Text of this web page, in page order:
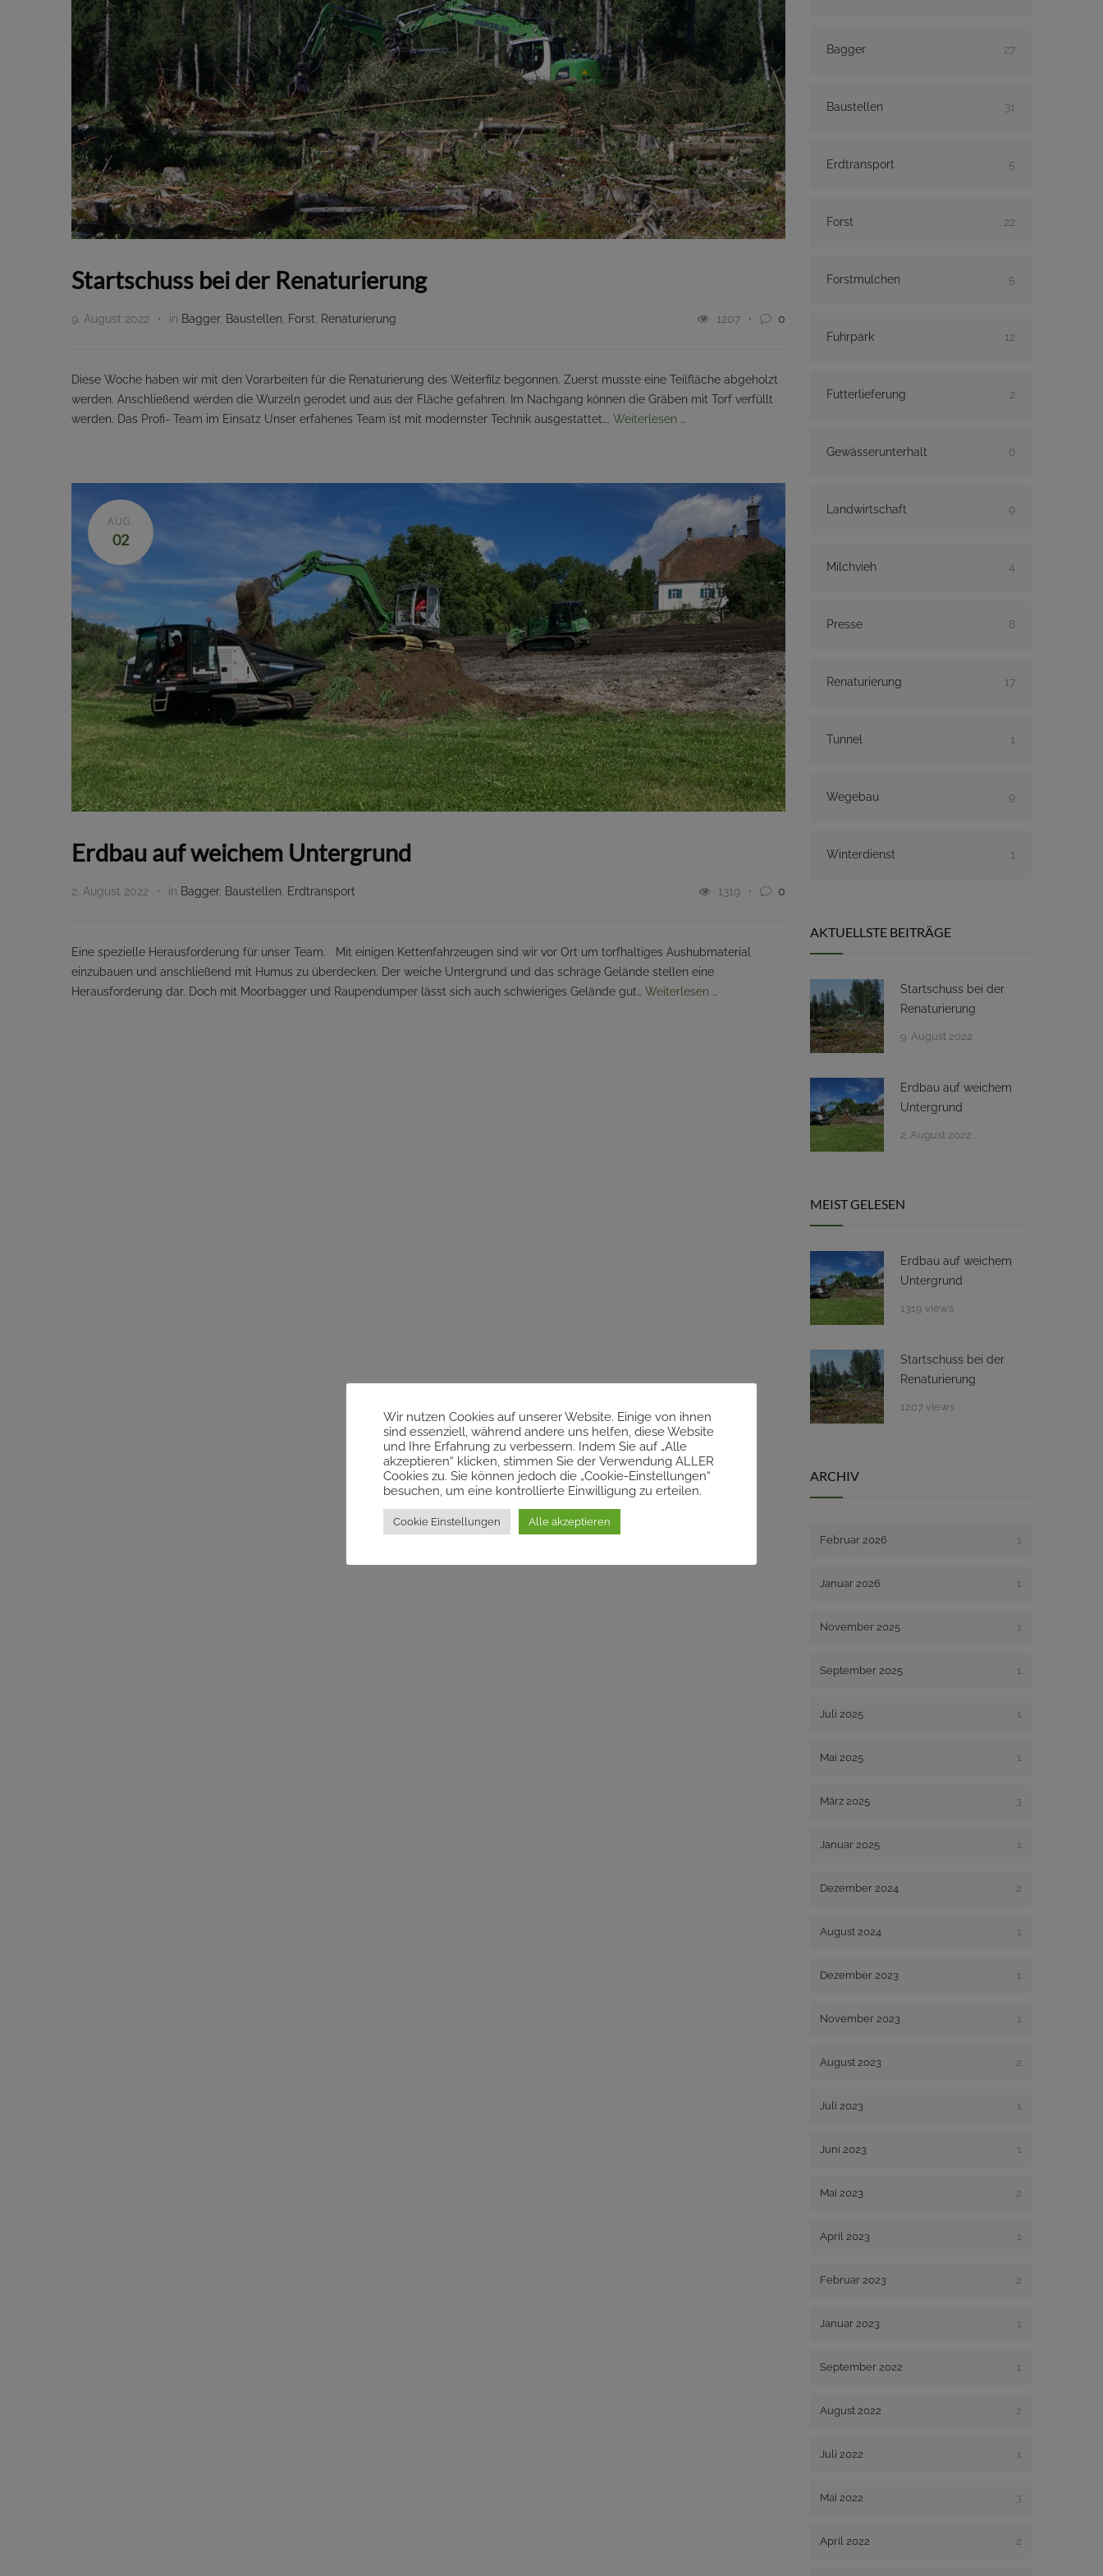
Startschuss bei der Renaturierung
9. August 2022 in Bagger, Baustellen Forst Renaturierung 1207 0
Diese Woche haben wir mit den Vorarbeiten für die Renaturierung des Weiterfilz begonnen. Zuerst musste eine Teilfläche abgeholzt
werden. Anschließend werden die Wurzeln gerodet und aus der Fläche gefahren. Im Nachgang können die Gräben mit Torf verfüllt
werden. Das Profi- Team im Einsatz Unser erfahenes Team ist mit modernster Technik ausgestattet…. Weiterlesen …
AUG.
02
Erdbau auf weichem Untergrund
2. August 2022 in Bagger, Baustellen Erdtransport 1319 0
Eine spezielle Herausforderung für unser Team. Mit einigen Kettenfahrzeugen sind wir vor Ort um torfhaltiges Aushubmaterial
einzubauen und anschließend mit Humus zu überdecken. Der weiche Untergrund und das schräge Gelände stellen eine
Herausforderung dar. Doch mit Moorbagger und Raupendumper lässt sich auch schwieriges Gelände gut… Weiterlesen …
Bagger 27
Baustellen 31
Erdtransport 5
Forst 22
Forstmulchen 5
Fuhrpark 12
Futterlieferung 2
Gewässerunterhalt 6
Landwirtschaft 9
Milchvieh 4
Presse 8
Renaturierung 17
Tunnel 1
Wegebau 9
Winterdienst 1
AKTUELLSTE BEITRÄGE
Startschuss bei der
Renaturierung
9. August 2022
Erdbau auf weichem
Untergrund
2. August 2022
MEIST GELESEN
Erdbau auf weichem
Untergrund
1319 views
Startschuss bei der
Renaturierung
1207 views
ARCHIV
Februar 2026 1
Januar 2026 1
November 2025 1
September 2025 1
Juli 2025 1
Mai 2025 1
März 2025 3
Januar 2025 1
Dezember 2024 2
August 2024 1
Dezember 2023 1
November 2023 1
August 2023 2
Juli 2023 1
Juni 2023 1
Mai 2023 2
April 2023 1
Februar 2023 2
Januar 2023 1
September 2022 1
August 2022 2
Juli 2022 1
Mai 2022 3
April 2022 2
Wir nutzen Cookies auf unserer Website. Einige von ihnen
sind essenziell, während andere uns helfen, diese Website
und Ihre Erfahrung zu verbessern. Indem Sie auf „Alle
akzeptieren“ klicken, stimmen Sie der Verwendung ALLER
Cookies zu. Sie können jedoch die „Cookie-Einstellungen“
besuchen, um eine kontrollierte Einwilligung zu erteilen.
Cookie Einstellungen Alle akzeptieren